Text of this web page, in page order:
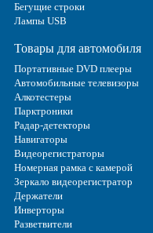
Бегущие строки
Лампы USB
Товары для автомобиля
Портативные DVD плееры
Автомобильные телевизоры
Алкотестеры
Парктроники
Радар-детекторы
Навигаторы
Видеорегистраторы
Номерная рамка с камерой
Зеркало видеорегистратор
Держатели
Инверторы
Разветвители